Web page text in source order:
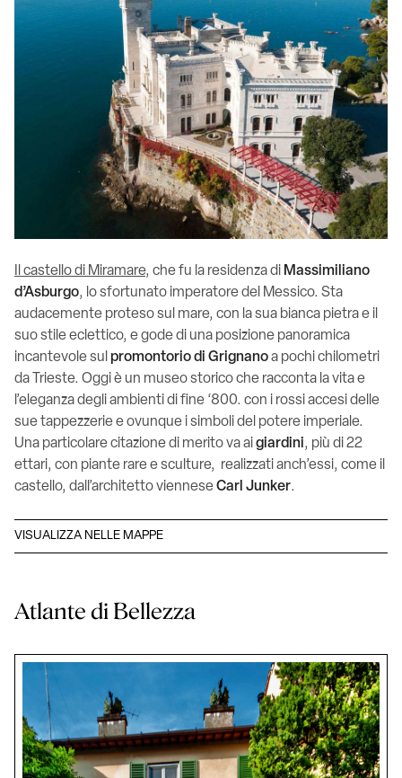
Il castello di Miramare, che fu la residenza di Massimiliano
d’Asburgo, lo sfortunato imperatore del Messico. Sta
audacemente proteso sul mare, con la sua bianca pietra e il
suo stile eclettico, e gode di una posizione panoramica
incantevole sul promontorio di Grignanoa pochi chilometri
da Trieste. Oggi è un museo storico che racconta la vita e
l’eleganza degli ambienti di fine ‘800. con i rossi accesi delle
sue tappezzerie e ovunque i simboli del potere imperiale.
Una particolare citazione di merito va aigiardini, più di 22
ettari, con piante rare e sculture, realizzati anch’essi, come il
castello, dall’architetto vienneseCarl Junker.
VISUALIZZA NELLE MAPPE
Atlante di Bellezza